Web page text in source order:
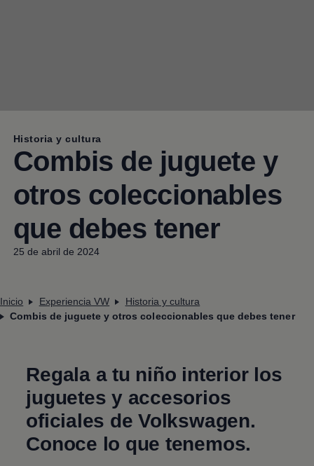
Historia y cultura
Combis de juguete y
otros coleccionables
que debes tener
25 de abril de 2024
Inicio Experiencia VW
Historia y cultura
Combis de juguete y otros coleccionables que debes tener
Regala a tu niño interior los
juguetes y accesorios
oficiales de Volkswagen.
Conoce lo que tenemos.